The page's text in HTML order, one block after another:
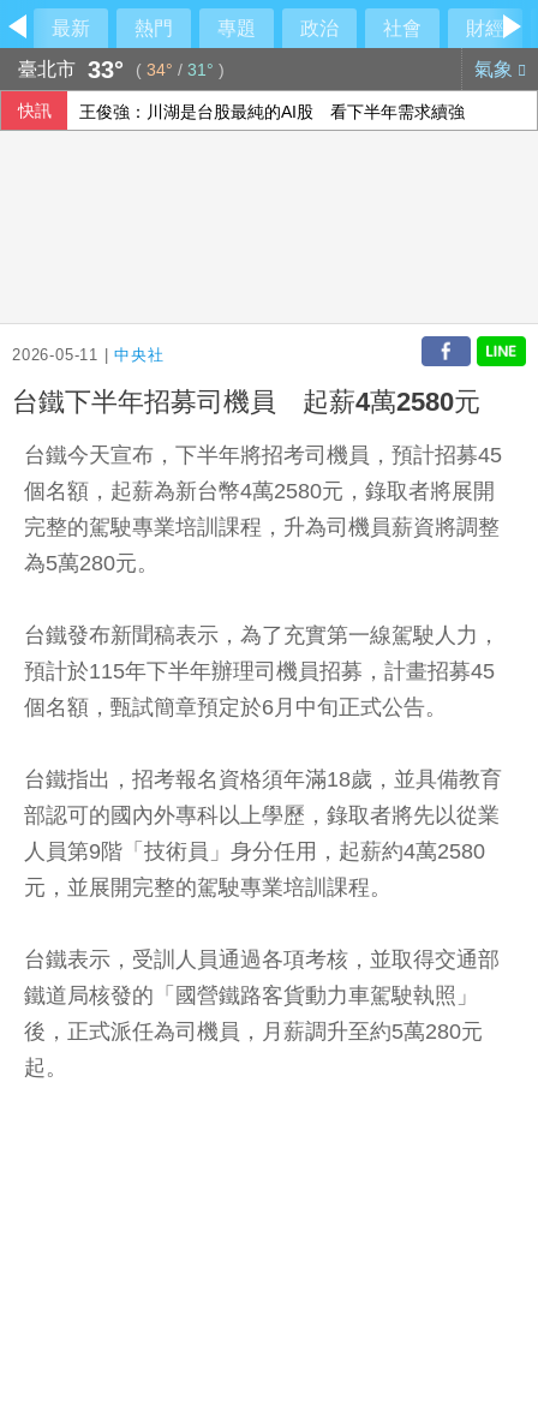
最新 熱門 專題 政治 社會
財經
臺北市 33° ( 34° / 31° ) 氣象
快訊 王俊強：川湖是台股最純的AI股 看下半年需求續強
2026-05-11 |中央社
台鐵下半年招募司機員 起薪4萬2580元
台鐵今天宣布，下半年將招考司機員，預計招募45
個名額，起薪為新台幣4萬2580元，錄取者將展開
完整的駕駛專業培訓課程，升為司機員薪資將調整
為5萬280元。
台鐵發布新聞稿表示，為了充實第一線駕駛人力，
預計於115年下半年辦理司機員招募，計畫招募45
個名額，甄試簡章預定於6月中旬正式公告。
台鐵指出，招考報名資格須年滿18歲，並具備教育
部認可的國內外專科以上學歷，錄取者將先以從業
人員第9階「技術員」身分任用，起薪約4萬2580
元，並展開完整的駕駛專業培訓課程。
台鐵表示，受訓人員通過各項考核，並取得交通部
鐵道局核發的「國營鐵路客貨動力車駕駛執照」
後，正式派任為司機員，月薪調升至約5萬280元
起。